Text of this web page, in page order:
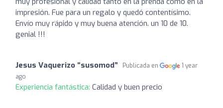
impresión. Fue para un regalo y quedó contentísimo.
Envío muy rápido y muy buena atención. un 10 de 10.
genial !!!
Jesus Vaquerizo “susomod” Publicada en
1 year
ago
Experiencia fantástica: Calidad y buen precio